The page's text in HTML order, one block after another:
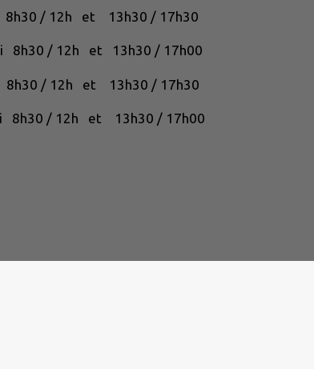
/ 12h et 13h30 / 17h30
8h30 / 12h et 13h30 / 17h00
/ 12h et 13h30 / 17h30
8h30 / 12h et 13h30 / 17h00